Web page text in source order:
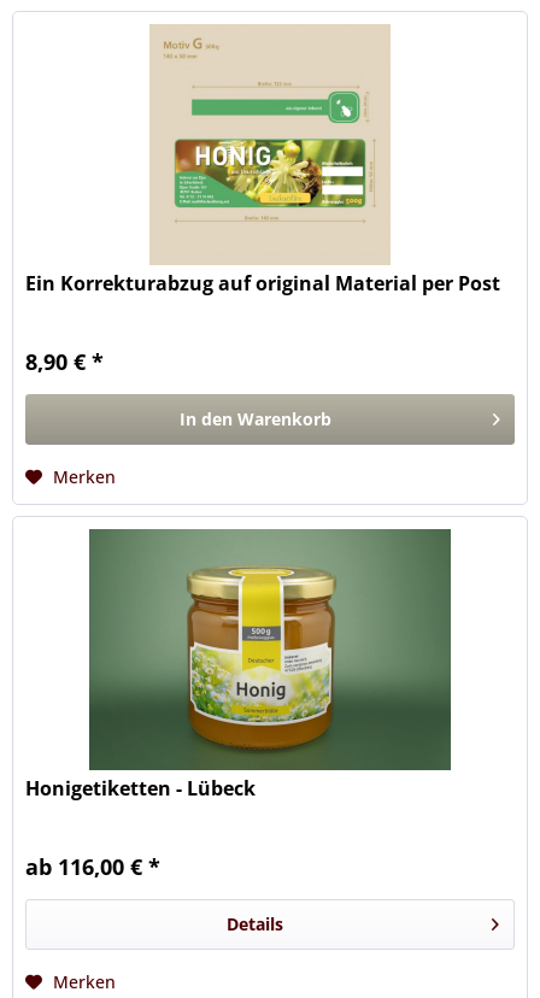
Ein Korrekturabzug auf original Material per Post
8,90 € *
In den Warenkorb
Merken
Honigetiketten - Lübeck
ab 116,00 € *
Details
Merken